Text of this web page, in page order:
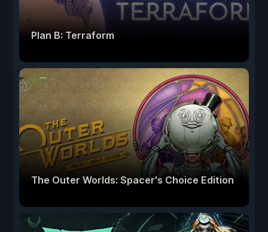
Plan B: Terraform
The Outer Worlds: Spacer's Choice Edition